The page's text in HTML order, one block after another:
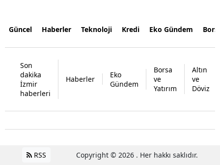
Güncel Haberler Teknoloji Kredi Eko Gündem
Son
dakika
İzmir
haberleri
Haberler
Eko
Gündem
Borsa
ve
Yatırım
Altın
ve
Döviz
RSS Copyright © 2026 . Her hakkı saklıdır.